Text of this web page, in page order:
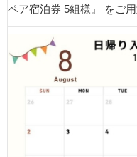
ペア宿泊券 5組様』 をご